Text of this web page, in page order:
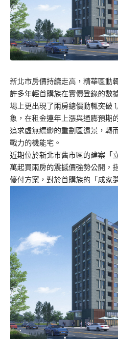
新北市房價持續走高，精華區動
許多年輕首購族在實價登錄的數
場上更出現了兩房總價動輒突破
象，在租金連年上漲與通膨預期
追求虛無縹緲的重劃區遠景，轉
戰力的機能宅。
近期位於新北市舊市區的建案「
萬起買兩房的震撼價強勢公開，
優付方案，對於首購族的「成家